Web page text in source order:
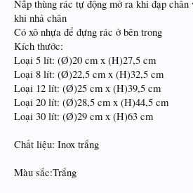
Nắp thùng rác tự động mở ra khi đạp
khi nhả chân
Có xô nhựa để đựng rác ở bên trong
Kích thước:
Loại 5 lít: (Ø)20 cm x (H)27,5 cm
Loại 8 lít: (Ø)22,5 cm x (H)32,5 cm
Loại 12 lít: (Ø)25 cm x (H)39,5 cm
Loại 20 lít: (Ø)28,5 cm x (H)44,5 cm
Loại 30 lít: (Ø)29 cm x (H)63 cm
Chất liệu: Inox trắng
Màu sắc:Trắng